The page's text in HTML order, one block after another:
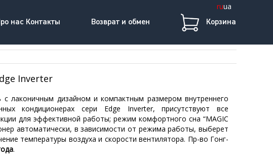
ruua
нас Контакты Возврат и обмен Корзина
Inverter
лаконичным дизайном и компактным размером внутреннего
кондиционерах сери Edge Inverter, присутствуют все
для эффективной работы; режим комфортного сна “MAGIC
автоматически, в зависимости от режима работы, выберет
температуры воздуха и скорости вентилятора. Пр-во Гонг-
.